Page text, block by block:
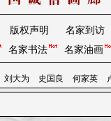
版权声明
名家到访
名家书法 名家油画
刘大为 史国良 何家英